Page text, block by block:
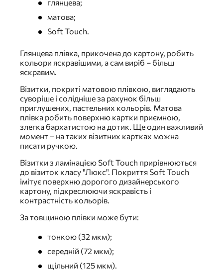
глянцева;
матова;
Soft Touch.
Глянцева плівка, прикочена до картону, робить
кольори яскравішими, а сам виріб – більш
яскравим.
Візитки, покриті матовою плівкою, виглядають
суворіше і солідніше за рахунок більш
приглушених, пастельних кольорів. Матова
плівка робить поверхню картки приємною,
злегка бархатистою на дотик. Ще один важливий
момент – на таких візитних картках можна
писати ручкою.
Візитки з ламінацією Soft Touch прирівнюються
до візиток класу "Люкс". Покриття Soft Touch
імітує поверхню дорогого дизайнерського
картону, підкреслюючи яскравість і
контрастність кольорів.
За товщиною плівки може бути:
тонкою (32 мкм);
середній (72 мкм);
щільний (125 мкм).